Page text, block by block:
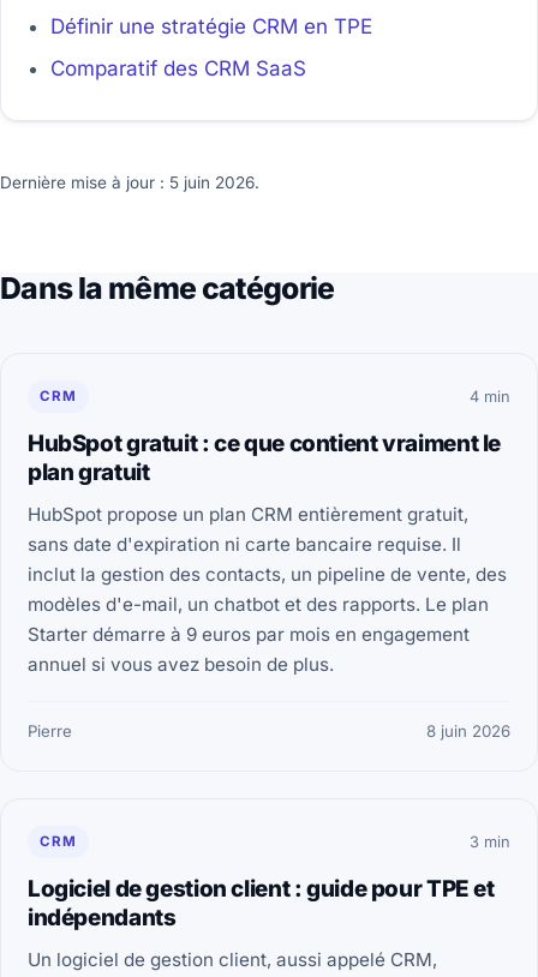
Définir une stratégie CRM en TPE
Comparatif des CRM SaaS
Dernière mise à jour : 5 juin 2026.
Dans la même catégorie
CRM 4 min
HubSpot gratuit : ce que contient vraiment le
plan gratuit
HubSpot propose un plan CRM entièrement gratuit,
sans date d'expiration ni carte bancaire requise. Il
inclut la gestion des contacts, un pipeline de vente, des
modèles d'e-mail, un chatbot et des rapports. Le plan
Starter démarre à 9 euros par mois en engagement
annuel si vous avez besoin de plus.
Pierre 8 juin 2026
CRM 3 min
Logiciel de gestion client : guide pour TPE et
indépendants
Un logiciel de gestion client, aussi appelé CRM,